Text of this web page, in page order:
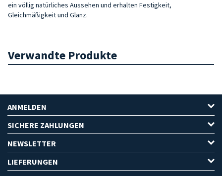
ein völlig natürliches Aussehen und erhalten Festigkeit,
Gleichmäßigkeit und Glanz.
Verwandte Produkte
ANMELDEN
SICHERE ZAHLUNGEN
NEWSLETTER
LIEFERUNGEN